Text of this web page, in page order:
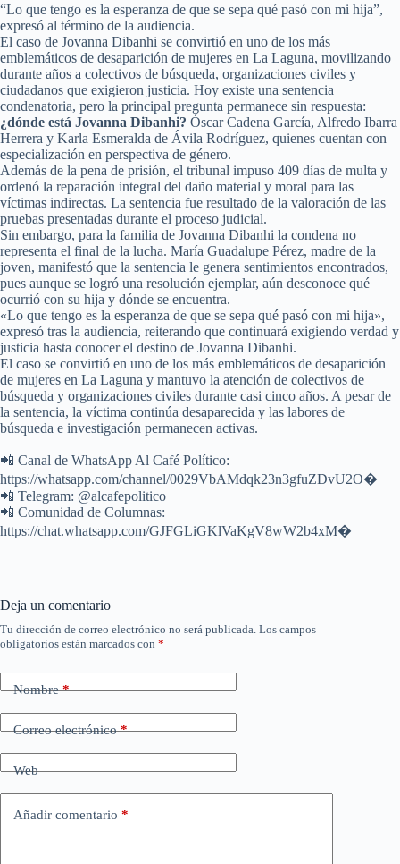
“Lo que tengo es la esperanza de que se sepa qué pasó con mi hija”,
expresó al término de la audiencia.
El caso de Jovanna Dibanhi se convirtió en uno de los más
emblemáticos de desaparición de mujeres en La Laguna, movilizando
durante años a colectivos de búsqueda, organizaciones civiles y
ciudadanos que exigieron justicia. Hoy existe una sentencia
condenatoria, pero la principal pregunta permanece sin respuesta:
¿dónde está Jovanna Dibanhi? Óscar Cadena García, Alfredo Ibarra
Herrera y Karla Esmeralda de Ávila Rodríguez, quienes cuentan con
especialización en perspectiva de género.
Además de la pena de prisión, el tribunal impuso 409 días de multa y
ordenó la reparación integral del daño material y moral para las
víctimas indirectas. La sentencia fue resultado de la valoración de las
pruebas presentadas durante el proceso judicial.
Sin embargo, para la familia de Jovanna Dibanhi la condena no
representa el final de la lucha. María Guadalupe Pérez, madre de la
joven, manifestó que la sentencia le genera sentimientos encontrados,
pues aunque se logró una resolución ejemplar, aún desconoce qué
ocurrió con su hija y dónde se encuentra.
«Lo que tengo es la esperanza de que se sepa qué pasó con mi hija»,
expresó tras la audiencia, reiterando que continuará exigiendo verdad y
justicia hasta conocer el destino de Jovanna Dibanhi.
El caso se convirtió en uno de los más emblemáticos de desaparición
de mujeres en La Laguna y mantuvo la atención de colectivos de
búsqueda y organizaciones civiles durante casi cinco años. A pesar de
la sentencia, la víctima continúa desaparecida y las labores de
búsqueda e investigación permanecen activas.
📲 Canal de WhatsApp Al Café Político:
https://whatsapp.com/channel/0029VbAMdqk23n3gfuZDvU2O⁠�
📲 Telegram: @alcafepolitico
📲 Comunidad de Columnas:
https://chat.whatsapp.com/GJFGLiGKlVaKgV8wW2b4xM⁠�
Deja un comentario
Tu dirección de correo electrónico no será publicada. Los campos
obligatorios están marcados con *
Nombre*
Correo electrónico*
Web
Añadir comentario *